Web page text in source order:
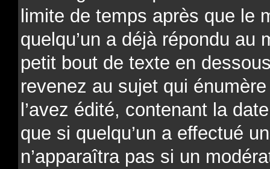
limite de temps après que le
quelqu’un a déjà répondu au
petit bout de texte en
revenez au sujet qui
l’avez édité, contenant la
que si quelqu’un a effectué
n’apparaîtra pas si un